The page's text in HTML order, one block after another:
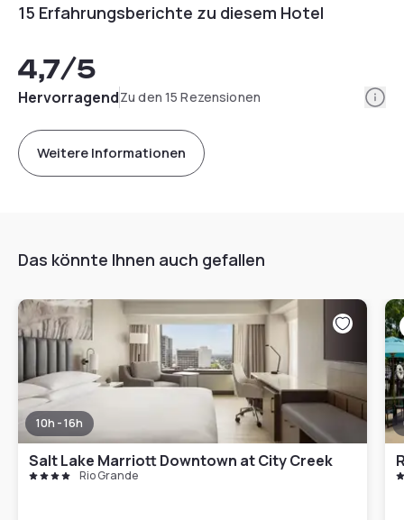
15 Erfahrungsberichte zu diesem Hotel
4,7/5
HervorragendZu den 15 Rezensionen
Weitere Informationen
Das könnte Ihnen auch gefallen
10h - 16h
Salt Lake Marriott Downtown at City Creek
Rio Grande